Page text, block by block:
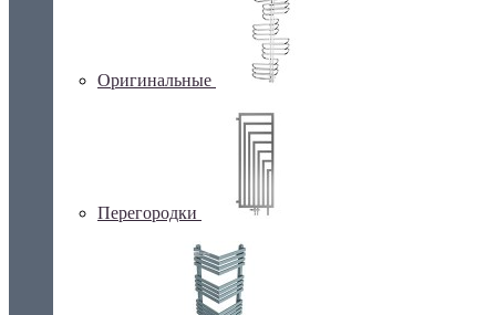
Оригинальные
Перегородки